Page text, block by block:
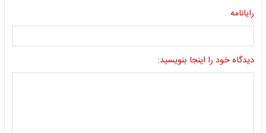
رایانامه
دیدگاه خود را اینجا بنویسید: